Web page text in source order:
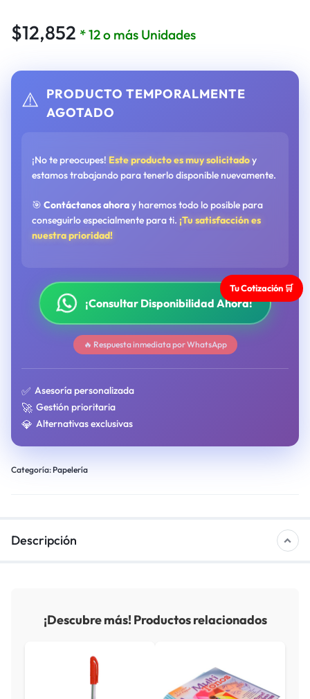
$12,852 * 12 o más Unidades
⚠️ PRODUCTO TEMPORALMENTE
AGOTADO
¡No te preocupes! Este producto es muy solicitadoy
estamos trabajando para tenerlo disponible nuevamente.
🎯 Contáctanos ahoray haremos todo lo posible para
conseguirlo especialmente para ti. ¡Tu satisfacción es
nuestra prioridad!
¡Consultar Disponibilidad Ahora!
🔥 Respuesta inmediata por WhatsApp
✅ Asesoría personalizada
🚀 Gestión prioritaria
💎 Alternativas exclusivas
Categoría: Papelería
Descripción
¡Descubre más! Productos relacionados
Tu Cotización 🛒